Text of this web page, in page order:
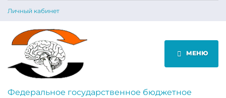
Личный кабинет
МЕНЮ
Федеральное государственное бюджетное